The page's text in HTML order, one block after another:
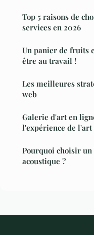
Top 5 raisons de
services en 2026
Un panier de fruits
être au travail !
Les meilleures
web
Galerie d'art en
l'expérience de
Pourquoi choisir un
acoustique ?